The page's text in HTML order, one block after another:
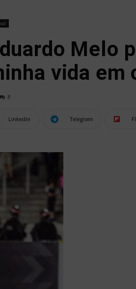
Melo
vida em
8
Linkedin Telegram